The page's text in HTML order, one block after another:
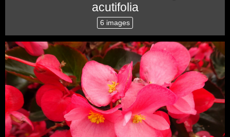
acutifolia
6 images